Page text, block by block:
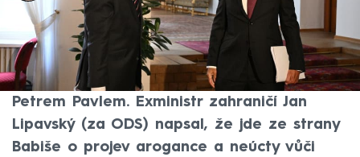
Opoziční politici tepou premiéra Andreje
Babiše (ANO) za jeho pozdní příchod na
páteční ranní schůzku s prezidentem
Petrem Pavlem. Exministr zahraničí Jan
Lipavský (za ODS) napsal, že jde ze strany
Babiše o projev arogance a neúcty vůči